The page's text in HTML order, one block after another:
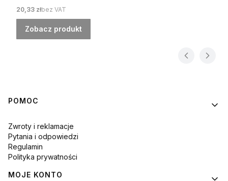
Cena
20,33 złbez VAT
Zobacz produkt
Linki w stopce
POMOC
Zwroty i reklamacje
Pytania i odpowiedzi
Regulamin
Polityka prywatności
MOJE KONTO